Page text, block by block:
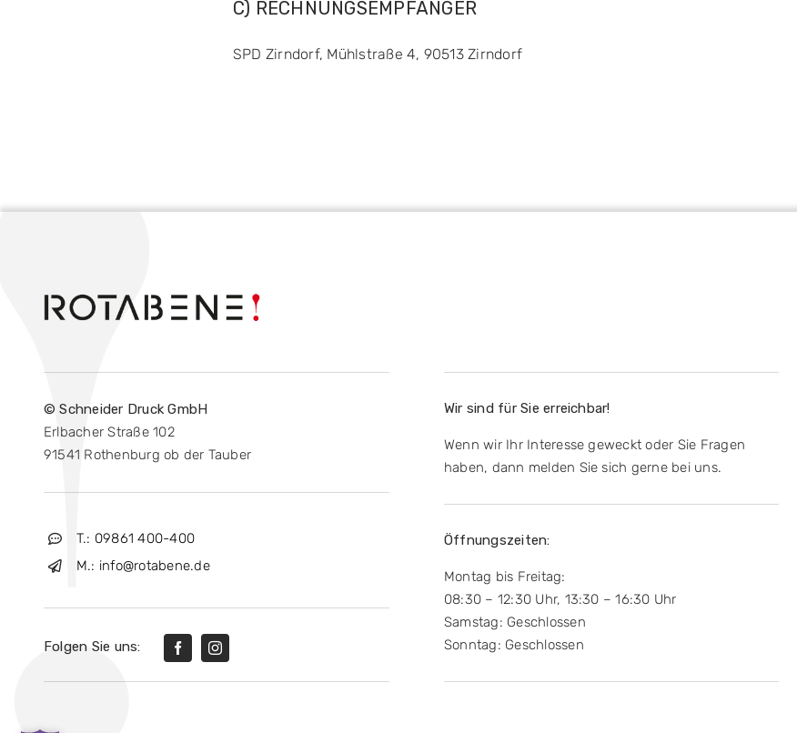
C) RECHNUNGSEMPFÄNGER
SPD Zirndorf, Mühlstraße 4, 90513 Zirndorf
© Schneider Druck GmbH
Erlbacher Straße 102
91541 Rothenburg ob der Tauber
T.: 09861 400-400
M.: info@rotabene.de
Folgen Sie uns:
Wir sind für Sie erreichbar!
Wenn wir Ihr Interesse geweckt oder Sie Fragen
haben, dann melden Sie sich gerne bei uns.
Öffnungszeiten:
Montag bis Freitag:
08:30 – 12:30 Uhr, 13:30 – 16:30 Uhr
Samstag: Geschlossen
Sonntag: Geschlossen